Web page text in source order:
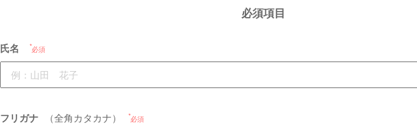
必須項目
氏名 必須
フリガナ （全角カタカナ） 必須